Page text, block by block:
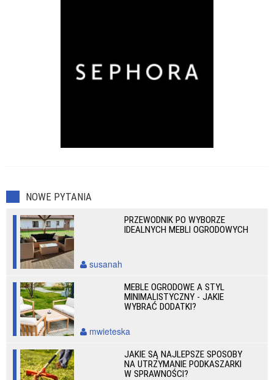
NOWE PYTANIA
PRZEWODNIK PO WYBORZE
IDEALNYCH MEBLI OGRODOWYCH
susanah
MEBLE OGRODOWE A STYL
MINIMALISTYCZNY - JAKIE
WYBRAĆ DODATKI?
mwieteska
JAKIE SĄ NAJLEPSZE SPOSOBY
NA UTRZYMANIE PODKASZARKI
W SPRAWNOŚCI?